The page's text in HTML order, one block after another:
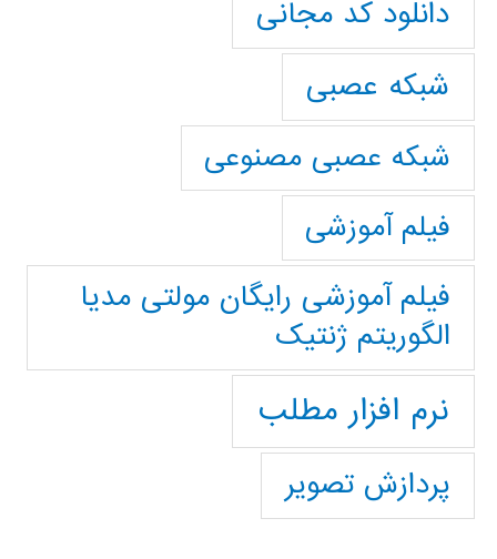
دانلود کد مجانی
شبکه عصبی
شبکه عصبی مصنوعی
فیلم آموزشی
فیلم آموزشی رایگان مولتی مدیا
الگوریتم ژنتیک
نرم افزار مطلب
پردازش تصویر